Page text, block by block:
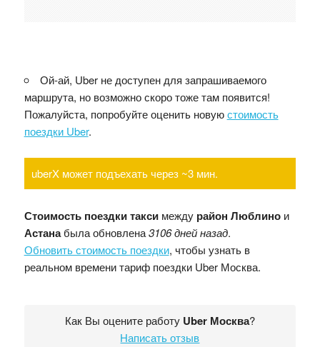
Ой-ай, Uber не доступен для запрашиваемого
маршрута, но возможно скоро тоже там появится!
Пожалуйста, попробуйте оценить новуюстоимость
поездки Uber.
uberX может подъехать через ~3 мин.
Стоимость поездки таксимежду район Люблинои
Астанабыла обновлена3106 дней назад.
Обновить стоимость поездки, чтобы узнать в
реальном времени тариф поездки Uber Москва.
Как Вы оцените работу Uber Москва?
Написать отзыв